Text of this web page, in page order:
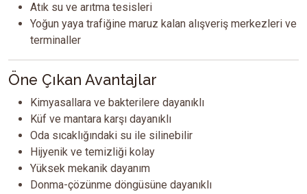
Atık su ve arıtma tesisleri
Yoğun yaya trafiğine maruz kalan alışveriş merkezleri ve
terminaller
Öne Çıkan Avantajlar
Kimyasallara ve bakterilere dayanıklı
Küf ve mantara karşı dayanıklı
Oda sıcaklığındaki su ile silinebilir
Hijyenik ve temizliği kolay
Yüksek mekanik dayanım
Donma-çözünme döngüsüne dayanıklı